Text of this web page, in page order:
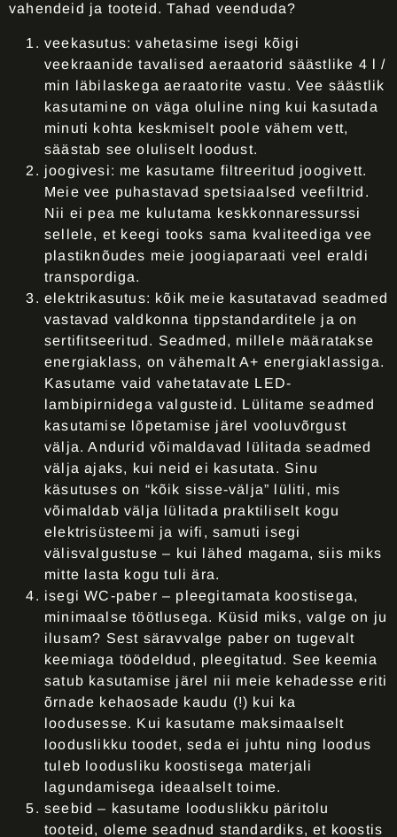
vahendeid ja tooteid. Tahad veenduda?
veekasutus: vahetasime isegi kõigi
veekraanide tavalised aeraatorid säästlike 4 l /
min läbilaskega aeraatorite vastu. Vee säästlik
kasutamine on väga oluline ning kui kasutada
minuti kohta keskmiselt poole vähem vett,
säästab see oluliselt loodust.
joogivesi: me kasutame filtreeritud joogivett.
Meie vee puhastavad spetsiaalsed veefiltrid.
Nii ei pea me kulutama keskkonnaressurssi
sellele, et keegi tooks sama kvaliteediga vee
plastiknõudes meie joogiaparaati veel eraldi
transpordiga.
elektrikasutus: kõik meie kasutatavad seadmed
vastavad valdkonna tippstandarditele ja on
sertifitseeritud. Seadmed, millele määratakse
energiaklass, on vähemalt A+ energiaklassiga.
Kasutame vaid vahetatavate LED-
lambipirnidega valgusteid. Lülitame seadmed
kasutamise lõpetamise järel vooluvõrgust
välja. Andurid võimaldavad lülitada seadmed
välja ajaks, kui neid ei kasutata. Sinu
käsutuses on “kõik sisse-välja” lüliti, mis
võimaldab välja lülitada praktiliselt kogu
elektrisüsteemi ja wifi, samuti isegi
välisvalgustuse – kui lähed magama, siis miks
mitte lasta kogu tuli ära.
isegi WC-paber – pleegitamata koostisega,
minimaalse töötlusega. Küsid miks, valge on ju
ilusam? Sest säravvalge paber on tugevalt
keemiaga töödeldud, pleegitatud. See keemia
satub kasutamise järel nii meie kehadesse eriti
õrnade kehaosade kaudu (!) kui ka
loodusesse. Kui kasutame maksimaalselt
looduslikku toodet, seda ei juhtu ning loodus
tuleb loodusliku koostisega materjali
lagundamisega ideaalselt toime.
seebid – kasutame looduslikku päritolu
tooteid, oleme seadnud standardiks, et koostis